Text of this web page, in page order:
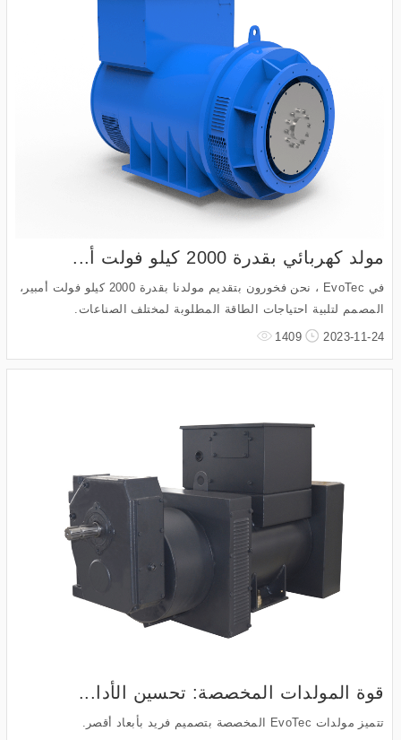
مولد كهربائي بقدرة 2000 كيلو فولت أ...
في EvoTec ، نحن فخورون بتقديم مولدنا بقدرة 2000 كيلو فولت أمبير،
المصمم لتلبية احتياجات الطاقة المطلوبة لمختلف الصناعات.
2023-11-24
1409
قوة المولدات المخصصة: تحسين الأدا...
تتميز مولدات EvoTec المخصصة بتصميم فريد بأبعاد أقصر.